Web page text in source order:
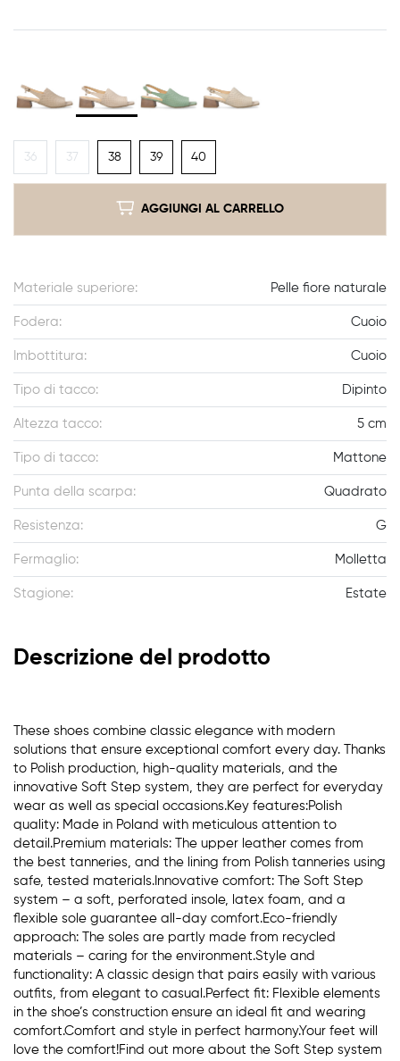
36 37 38 39 40
AGGIUNGI AL CARRELLO
Materiale superiore: Pelle fiore naturale
Fodera: Cuoio
Imbottitura: Cuoio
Tipo di tacco: Dipinto
Altezza tacco: 5 cm
Tipo di tacco: Mattone
Punta della scarpa: Quadrato
Resistenza: G
Fermaglio: Molletta
Stagione: Estate
Descrizione del prodotto
These shoes combine classic elegance with modern
solutions that ensure exceptional comfort every day. Thanks
to Polish production, high-quality materials, and the
innovative Soft Step system, they are perfect for everyday
wear as well as special occasions.Key features:Polish
quality: Made in Poland with meticulous attention to
detail.Premium materials: The upper leather comes from
the best tanneries, and the lining from Polish tanneries using
safe, tested materials.Innovative comfort: The Soft Step
system – a soft, perforated insole, latex foam, and a
flexible sole guarantee all-day comfort.Eco-friendly
approach: The soles are partly made from recycled
materials – caring for the environment.Style and
functionality: A classic design that pairs easily with various
outfits, from elegant to casual.Perfect fit: Flexible elements
in the shoe’s construction ensure an ideal fit and wearing
comfort.Comfort and style in perfect harmony.Your feet will
love the comfort!Find out more about the Soft Step system